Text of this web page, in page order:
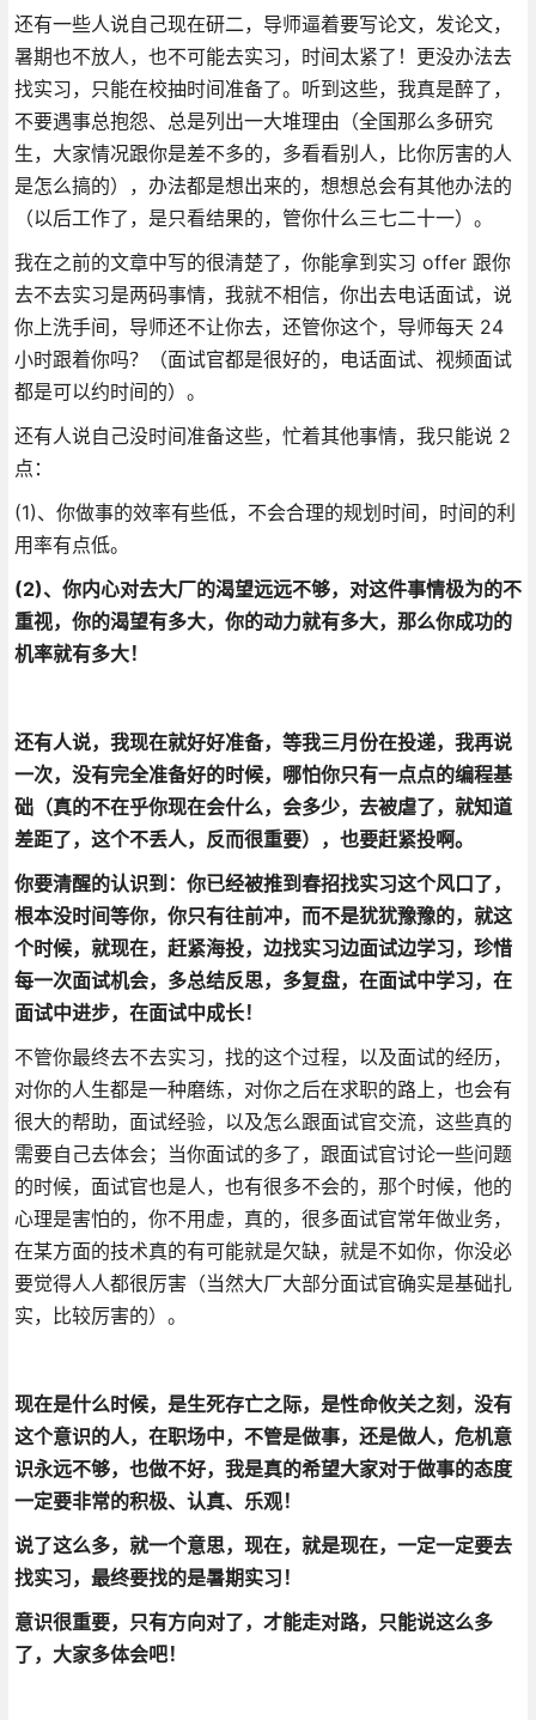
还有一些人说自己现在研二，导师逼着要写论文，发论文，
暑期也不放人，也不可能去实习，时间太紧了！更没办法去
找实习，只能在校抽时间准备了。听到这些，我真是醉了，
不要遇事总抱怨、总是列出一大堆理由（全国那么多研究
生，大家情况跟你是差不多的，多看看别人，比你厉害的人
是怎么搞的），办法都是想出来的，想想总会有其他办法的
（以后工作了，是只看结果的，管你什么三七二十一）。
我在之前的文章中写的很清楚了，你能拿到实习 offer 跟你
去不去实习是两码事情，我就不相信，你出去电话面试，说
你上洗手间，导师还不让你去，还管你这个，导师每天 24
小时跟着你吗？（面试官都是很好的，电话面试、视频面试
都是可以约时间的）。
还有人说自己没时间准备这些，忙着其他事情，我只能说 2
点：
(1)、你做事的效率有些低，不会合理的规划时间，时间的利
用率有点低。
(2)、 你内心对去大厂的渴望远远不够，对这件事情极为的不
重视，你的渴望有多大，你的动力就有多大，那么你成功的
机率就有多大！
还有人说，我现在就好好准备，等我三月份在投递，我再说
一次， 没有完全准备好的时候，哪怕你只有一点点的编程基
础（真的不在乎你现在会什么，会多少，去被虐了，就知道
差距了，这个不丢人，反而很重要），也要赶紧投啊。
你要清醒的认识到：你已经被推到春招找实习这个风口了，
根本没时间等你，你只有往前冲，而不是犹犹豫豫的，就这
个时候，就现在，赶紧海投，边找实习边面试边学习，珍惜
每一次面试机会，多总结反思，多复盘，在面试中学习，在
面试中进步，在面试中成长！
不管你最终去不去实习，找的这个过程，以及面试的经历，
对你的人生都是一种磨练，对你之后在求职的路上，也会有
很大的帮助，面试经验，以及怎么跟面试官交流，这些真的
需要自己去体会；当你面试的多了，跟面试官讨论一些问题
的时候，面试官也是人，也有很多不会的，那个时候，他的
心理是害怕的，你不用虚，真的，很多面试官常年做业务，
在某方面的技术真的有可能就是欠缺，就是不如你，你没必
要觉得人人都很厉害（当然大厂大部分面试官确实是基础扎
实，比较厉害的）。
现在是什么时候，是生死存亡之际，是性命攸关之刻，没有
这个意识的人，在职场中，不管是做事，还是做人，危机意
识永远不够，也做不好，我是真的希望大家对于做事的态度
一定要非常的积极、认真、乐观！
说了这么多，就一个意思，现在，就是现在，一定一定要去
找实习，最终要找的是暑期实习！
意识很重要，只有方向对了，才能走对路，只能说这么多
了，大家多体会吧！